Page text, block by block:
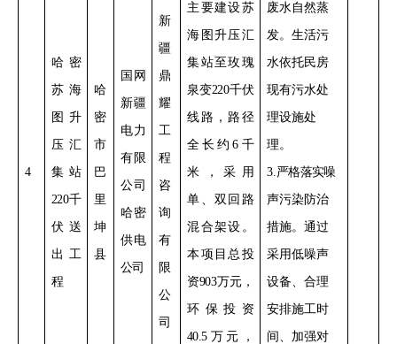
4
哈密
苏海
图升
压汇
集站
220千
伏送
出工
程
哈
密
市
巴
里
坤
县
国网
新疆
电力
有限
公司
哈密
供电
公司
新
疆
鼎
耀
工
程
咨
询
有
限
公
司
主要建设苏
海图升压汇
集站至玫瑰
泉变220千伏
线路，路径
全长约6千
米，采用
单、双回路
混合架设 。
本项目总投
资903万元，
环保投资
40.5万元，
废水自然蒸
发。生活污
水依托民房
现有污水处
理设施处
理。
3.严格落实噪
声污染防治
措施。通过
采用低噪声
设备、合理
安排施工时
间、加强对